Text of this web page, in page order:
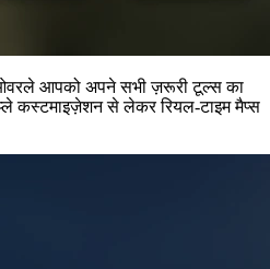
आपको अपने सभी ज़रूरी टूल्स का
कस्टमाइज़ेशन से लेकर रियल-टाइम मैप्स